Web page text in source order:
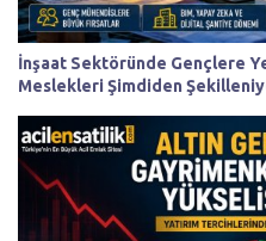
İnşaat Sektöründe Gençlere
Meslekleri Şimdiden